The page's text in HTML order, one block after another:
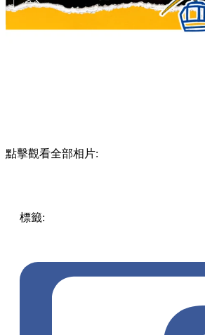
點擊觀看全部相片:
標籤: